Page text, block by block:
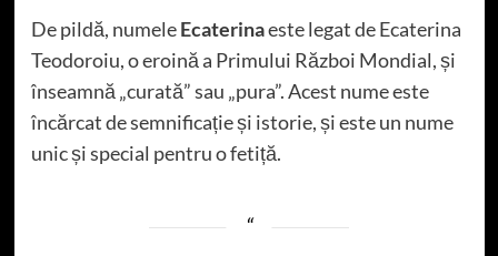
De pildă, numeleEcaterinaeste legat de Ecaterina
Teodoroiu, o eroină a Primului Război Mondial, și
înseamnă „curată” sau „pura”. Acest nume este
încărcat de semnificație și istorie, și este un nume
unic și special pentru o fetiță.